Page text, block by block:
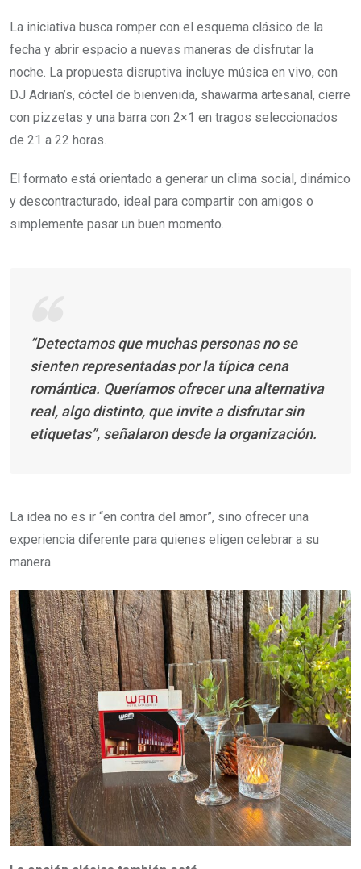
La iniciativa busca romper con el esquema clásico de la
fecha y abrir espacio a nuevas maneras de disfrutar la
noche. La propuesta disruptiva incluye música en vivo, con
DJ Adrian’s, cóctel de bienvenida, shawarma artesanal, cierre
con pizzetas y una barra con 2×1 en tragos seleccionados
de 21 a 22 horas.
El formato está orientado a generar un clima social, dinámico
y descontracturado, ideal para compartir con amigos o
simplemente pasar un buen momento.
“Detectamos que muchas personas no se
sienten representadas por la típica cena
romántica. Queríamos ofrecer una alternativa
real, algo distinto, que invite a disfrutar sin
etiquetas”, señalaron desde la organización.
La idea no es ir “en contra del amor”, sino ofrecer una
experiencia diferente para quienes eligen celebrar a su
manera.